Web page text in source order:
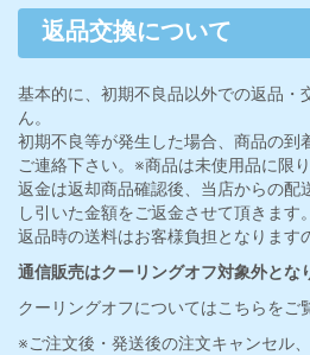
返品交換について
基本的に、初期不良品以外での返品・
ん。
初期不良等が発生した場合、商品の到
ご連絡下さい。※商品は未使用品に限り
返金は返却商品確認後、当店からの配
し引いた金額をご返金させて頂きます。
返品時の送料はお客様負担となります
通信販売はクーリングオフ対象外とな
クーリングオフについてはこちらをご
※ご注文後・発送後の注文キャンセル